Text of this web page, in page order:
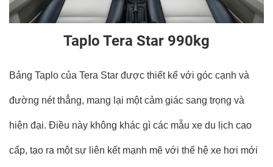
Taplo Tera Star 990kg
Bảng Taplo của Tera Star được thiết kế với góc cạnh và
đường nét thẳng, mang lại một cảm giác sang trọng và
hiện đại. Điều này không khác gì các mẫu xe du lịch cao
cấp, tạo ra một sự liên kết mạnh mẽ với thế hệ xe hơi mới